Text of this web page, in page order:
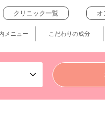
クリニック一覧 オ
メニュー こだわりの成分